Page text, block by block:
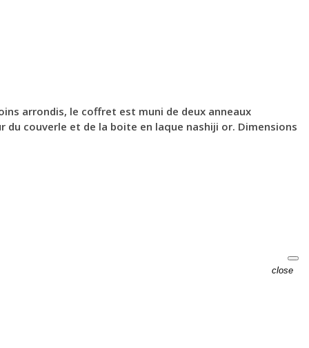
arrondis, le coffret est muni de deux anneaux
couverle et de la boite en laque nashiji or. Dimensions
close